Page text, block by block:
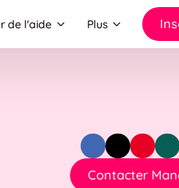
de l'aide Plus
Contacter